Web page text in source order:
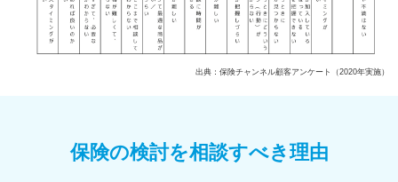
出典：保険チャンネル顧客アンケート（2020年実施）
保険の検討を相談すべき理由